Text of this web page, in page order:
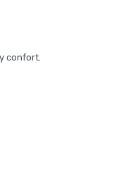
confort.